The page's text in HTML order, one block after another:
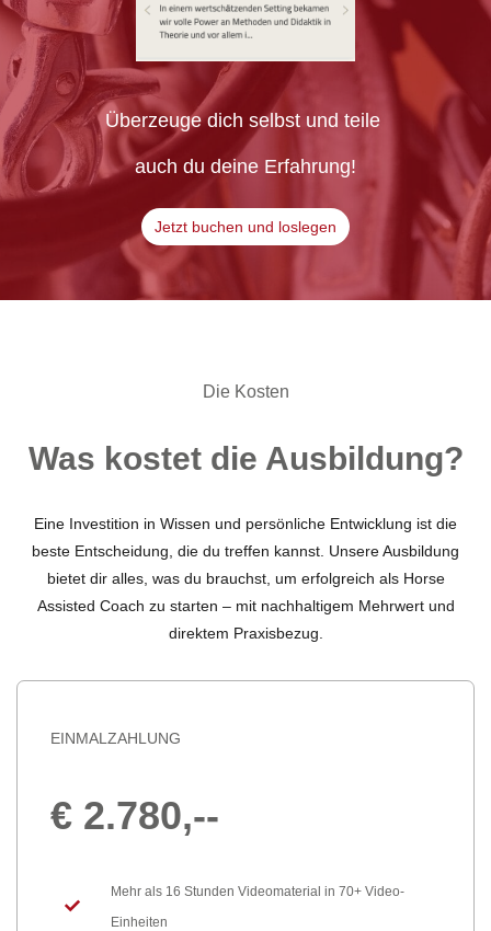
Überzeuge dich selbst und teile
auch du deine Erfahrung!
Jetzt buchen und loslegen
Die Kosten
Was kostet die Ausbildung?
Eine Investition in Wissen und persönliche Entwicklung ist die
beste Entscheidung, die du treffen kannst. Unsere Ausbildung
bietet dir alles, was du brauchst, um erfolgreich als Horse
Assisted Coach zu starten – mit nachhaltigem Mehrwert und
direktem Praxisbezug.
EINMALZAHLUNG
€ 2.780,--
Mehr als 16 Stunden Videomaterial in 70+ Video-
Einheiten